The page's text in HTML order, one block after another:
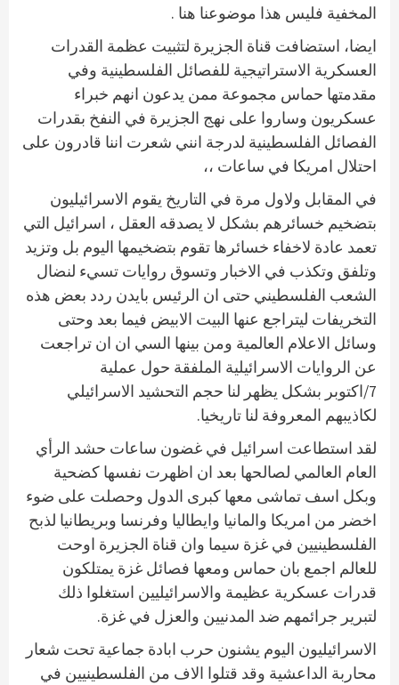
المخفية فليس هذا موضوعنا هنا .
ايضا، استضافت قناة الجزيرة لتثبيت عظمة القدرات
العسكرية الاستراتيجية للفصائل الفلسطينية وفي
مقدمتها حماس مجموعة ممن يدعون انهم خبراء
عسكريون وساروا على نهج الجزيرة في النفخ بقدرات
الفصائل الفلسطينية لدرجة انني شعرت اننا قادرون على
احتلال امريكا في ساعات ،،
في المقابل ولاول مرة في التاريخ يقوم الاسرائيليون
بتضخيم خسائرهم بشكل لا يصدقه العقل ، اسرائيل التي
تعمد عادة لاخفاء خسائرها تقوم بتضخيمها اليوم بل وتزيد
وتلفق وتكذب في الاخبار وتسوق روايات تسيء لنضال
الشعب الفلسطيني حتى ان الرئيس بايدن ردد بعض هذه
التخريفات ليتراجع عنها البيت الابيض فيما بعد وحتى
وسائل الاعلام العالمية ومن بينها السي ان ان تراجعت
عن الروايات الاسرائيلية الملفقة حول عملية
7/اكتوبر بشكل يظهر لنا حجم التحشيد الاسرائيلي
لكاذيبهم المعروفة لنا تاريخيا.
لقد استطاعت اسرائيل في غضون ساعات حشد الرأي
العام العالمي لصالحها بعد ان اظهرت نفسها كضحية
وبكل اسف تماشى معها كبرى الدول وحصلت على ضوء
اخضر من امريكا والمانيا وايطاليا وفرنسا وبريطانيا لذبح
الفلسطينيين في غزة سيما وان قناة الجزيرة اوحت
للعالم اجمع بان حماس ومعها فصائل غزة يمتلكون
قدرات عسكرية عظيمة والاسرائيليين استغلوا ذلك
لتبرير جرائمهم ضد المدنيين والعزل في غزة.
الاسرائيليون اليوم يشنون حرب ابادة جماعية تحت شعار
محاربة الداعشية وقد قتلوا الاف من الفلسطينيين في